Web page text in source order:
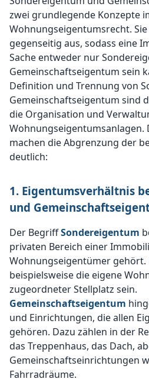
zwei grundlegende Konzepte
Wohnungseigentumsrecht.
gegenseitig aus, sodass eine
Sache entweder nur
Gemeinschaftseigentum sein
Definition und Trennung von
Gemeinschaftseigentum sind
die Organisation und
Wohnungseigentumsanlagen.
machen die Abgrenzung der
deutlich:
1. Eigentumsverhältnis
und
Der BegriffSondereigentum
privaten Bereich einer
Wohnungseigentümer gehört.
beispielsweise die eigene
zugeordneter Stellplatz sein.
Gemeinschaftseigentum
und Einrichtungen, die allen
gehören. Dazu zählen in der
das Treppenhaus, das Dach,
Gemeinschaftseinrichtungen
Fahrradräume.